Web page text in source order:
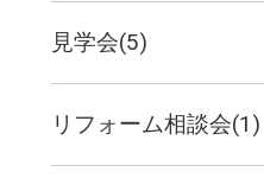
見学会(5)
リフォーム相談会(1)